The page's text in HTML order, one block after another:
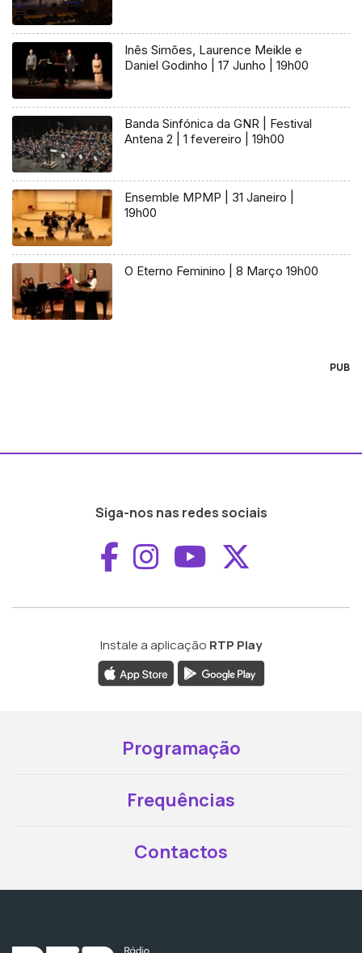
Inês Simões, Laurence Meikle e
Daniel Godinho | 17 Junho | 19h00
Banda Sinfónica da GNR | Festival
Antena 2 | 1 fevereiro | 19h00
Ensemble MPMP | 31 Janeiro |
19h00
O Eterno Feminino | 8 Março 19h00
PUB
Siga-nos nas redes sociais
Aceder ao
Aceder ao
Aceder ao
Instale a aplicação RTP Play
Programação
Frequências
Contactos